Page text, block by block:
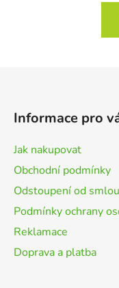
Informace pro
Jak nakupovat
Obchodní podmínky
Odstoupení od
Podmínky ochrany
Reklamace
Doprava a platba